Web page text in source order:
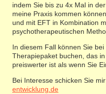
indem Sie bis zu 4x Mal in
meine Praxis kommen
und mit EFT in Kombination
psychotherapeutischen
In diesem Fall können Sie
Therapiepaket buchen, das
preiswerter ist als wenn Sie
Bei Interesse schicken Sie
entwicklung.de